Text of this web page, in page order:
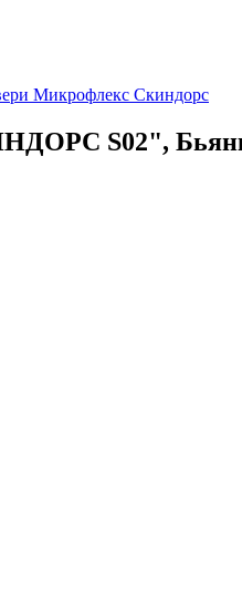
Микрофлекс Скиндорс
S02",